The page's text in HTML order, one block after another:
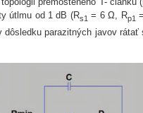
útlmu od 1 dB (Rs1 = 6 Ω, Rp1
parazitných javov